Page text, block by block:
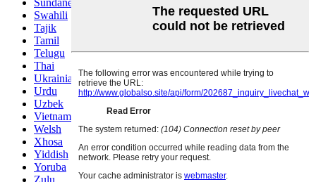
Sundanese
Swahili
Tajik
Tamil
Telugu
Thai
Ukrainian
Urdu
Uzbek
Vietnamese
Welsh
Xhosa
Yiddish
Yoruba